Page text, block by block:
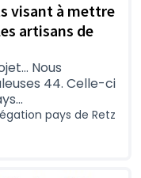
visant à mettre
artisans de
Nous
44. Celle-ci
pays de Retz